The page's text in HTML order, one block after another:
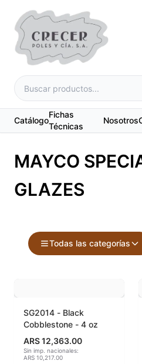
Catálogo
Fichas
Técnicas
Nosotros
MAYCO
GLAZES
Todas las categorías
Arcilla Secado al Aire
SG2014 - Black
Cobblestone - 4 oz
ARS 12,363.00
Sin imp. nacionales:
ARS 10,217.00